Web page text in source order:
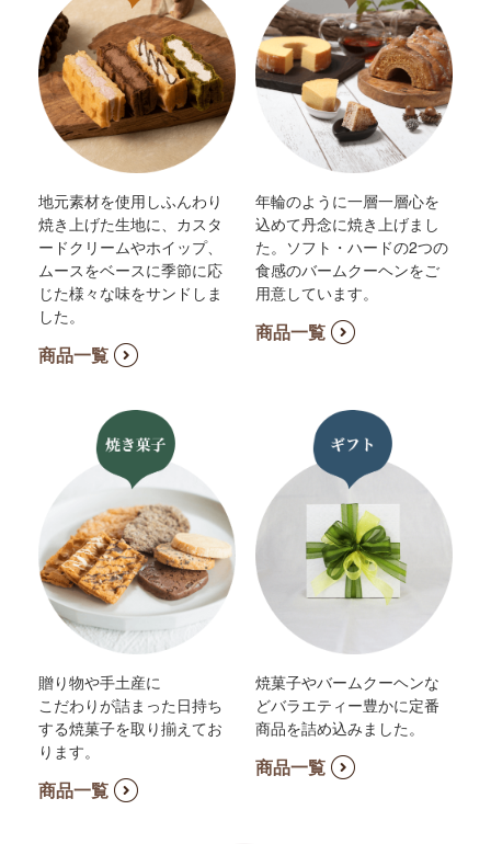
地元素材を使用しふんわり
焼き上げた生地に、カスタ
ードクリームやホイップ、
ムースをベースに季節に応
じた様々な味をサンドしま
した。
商品一覧
年輪のように一層一層心を
込めて丹念に焼き上げまし
た。ソフト・ハードの2つの
食感のバームクーヘンをご
用意しています。
商品一覧
贈り物や手土産に
こだわりが詰まった日持ち
する焼菓子を取り揃えてお
ります。
商品一覧
焼菓子やバームクーヘンな
どバラエティー豊かに定番
商品を詰め込みました。
商品一覧